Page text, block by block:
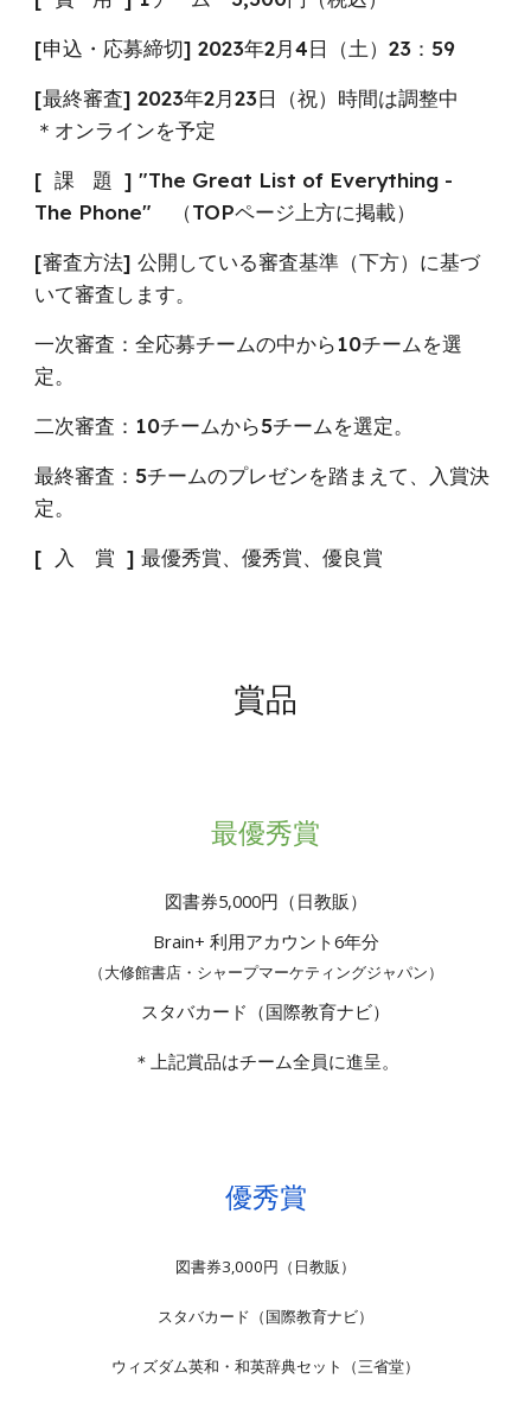
[申込・応募締切]2023年2月4日（土）23 ： 59
[最終審査] 2023年2月23日（祝）時間は調整中
＊オンラインを予定
[ 課 題 ] "The Great List of Everything -
The Phone" （TOPページ上方に掲載）
[審査方法] 公開している審査基準（下方）に基づ
いて審査します。
一次審査：全応募チームの中から10チームを選
定。
二次審査：10チームから5チームを選定。
最終審査：5チームのプレゼンを踏まえて、入賞決
定。
[ 入 賞 ] 最優秀賞、優秀賞、優良賞
賞品
最優秀賞
図書券5,000円（日教販）
Brain+ 利用アカウント6年分
（大修館書店・シャープマーケティングジャパン）
スタバカード（国際教育ナビ）
＊上記賞品はチーム全員に進呈。
優秀賞
図書券3,000円（日教販）
スタバカード（国際教育ナビ）
ウィズダム英和・和英辞典セット（三省堂）